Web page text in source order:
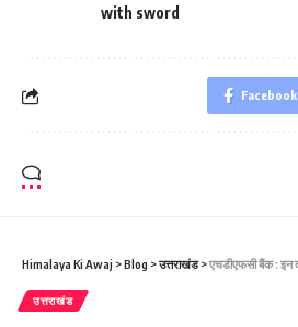
with sword
Facebook
Himalaya Ki Awaj >Blog >उत्तराखंड>एचडीएफसी बैंक : इन
उत्तराखंड